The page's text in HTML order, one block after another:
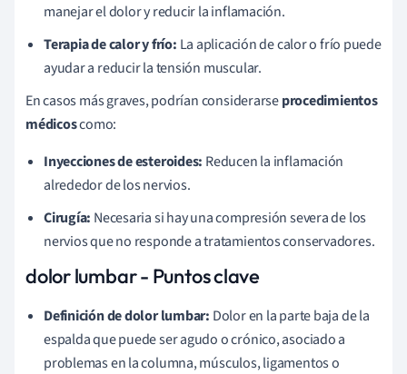
manejar el dolor y reducir la inflamación.
Terapia de calor y frío: La aplicación de calor o frío puede
ayudar a reducir la tensión muscular.
En casos más graves, podrían considerarseprocedimientos
médicoscomo:
Inyecciones de esteroides: Reducen la inflamación
alrededor de los nervios.
Cirugía: Necesaria si hay una compresión severa de los
nervios que no responde a tratamientos conservadores.
dolor lumbar - Puntos clave
Definición de dolor lumbar: Dolor en la parte baja de la
espalda que puede ser agudo o crónico, asociado a
problemas en la columna, músculos, ligamentos o